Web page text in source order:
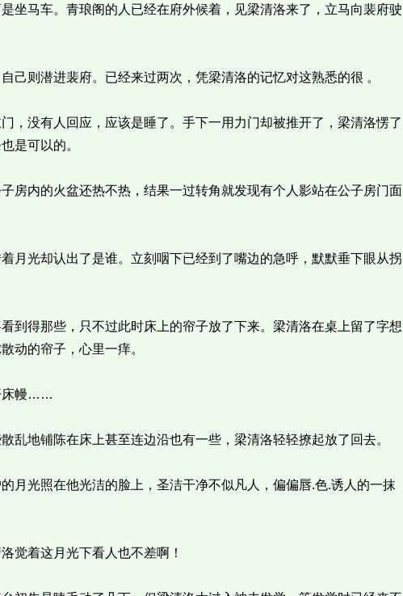
马车。青琅阁的人已经在府外候着，见梁清洛来了，立马向裴府驶
则潜进裴府。已经来过两次，凭梁清洛的记忆对这熟悉的很 。
没有人回应，应该是睡了。手下一用力门却被推开了，梁清洛愣了
是可以的。
内的火盆还热不热，结果一过转角就发现有个人影站在公子房门面
光却认出了是谁。立刻咽下已经到了嘴边的急呼，默默垂下眼从拐
得那些，只不过此时床上的帘子放了下来。梁清洛在桌上留了字想
动的帘子，心里一痒。
床幔……
地铺陈在床上甚至连边沿也有一些，梁清洛轻轻撩起放了回去。
光照在他光洁的脸上，圣洁干净不似凡人，偏偏唇.色.诱人的一抹
着这月光下看人也不差啊！